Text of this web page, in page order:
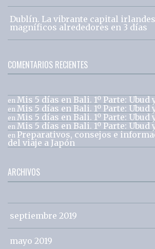
Dublín. La vibrante capital
magníficos alrededores en 3 días
COMENTARIOS RECIENTES
en Mis 5 días en Bali. 1º Parte:
en Mis 5 días en Bali. 1º Parte:
en Mis 5 días en Bali. 1º Parte:
en Mis 5 días en Bali. 1º Parte:
en Preparativos, consejos e
del viaje a Japón
ARCHIVOS
septiembre 2019
mayo 2019